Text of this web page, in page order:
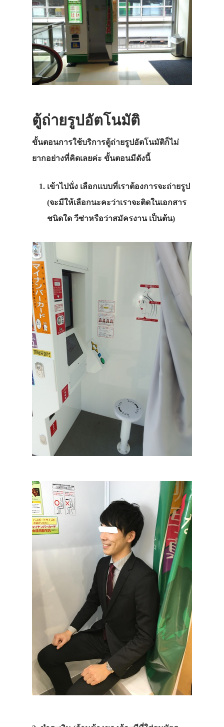
ตู้ถ่ายรูปอัตโนมัติ
ขั้นตอนการใช้บริการตู้ถ่ายรูปอัตโนมัติก็ไม่
ยากอย่างที่คิดเลยค่ะ ขั้นตอนมีดังนี้
เข้าไปนั่ง เลือกเเบบที่เราต้องการจะถ่ายรูป
(จะมีให้เลือกนะคะว่าเราจะติดในเอกสาร
ชนิดใด วีซ่าหรือว่าสมัครงาน เป็นต้น)